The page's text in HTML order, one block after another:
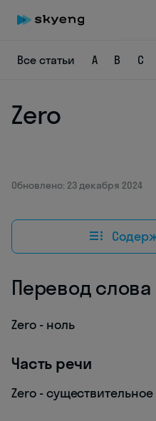
Все статьи A B C
Zero
Обновлено: 23 декабря 2024
Перевод слова
Zero - ноль
Часть речи
Zero - существительное